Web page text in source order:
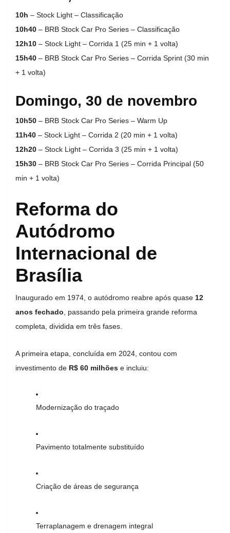
10h – Stock Light – Classificação
10h40 – BRB Stock Car Pro Series – Classificação
12h10 – Stock Light – Corrida 1 (25 min + 1 volta)
15h40 – BRB Stock Car Pro Series – Corrida Sprint (30 min
+ 1 volta)
Domingo, 30 de novembro
10h50 – BRB Stock Car Pro Series – Warm Up
11h40 – Stock Light – Corrida 2 (20 min + 1 volta)
12h20 – Stock Light – Corrida 3 (25 min + 1 volta)
15h30 – BRB Stock Car Pro Series – Corrida Principal (50
min + 1 volta)
Reforma do
Autódromo
Internacional de
Brasília
Inaugurado em 1974, o autódromo reabre após quase 12
anos fechado , passando pela primeira grande reforma
completa, dividida em três fases.
A primeira etapa, concluída em 2024, contou com
investimento de R$ 60 milhões e incluiu:
Modernização do traçado
Pavimento totalmente substituído
Criação de áreas de segurança
Terraplanagem e drenagem integral